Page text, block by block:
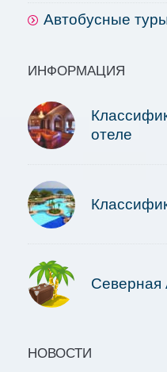
Автобусные
ИНФОРМАЦИЯ
отеле
Северная
НОВОСТИ